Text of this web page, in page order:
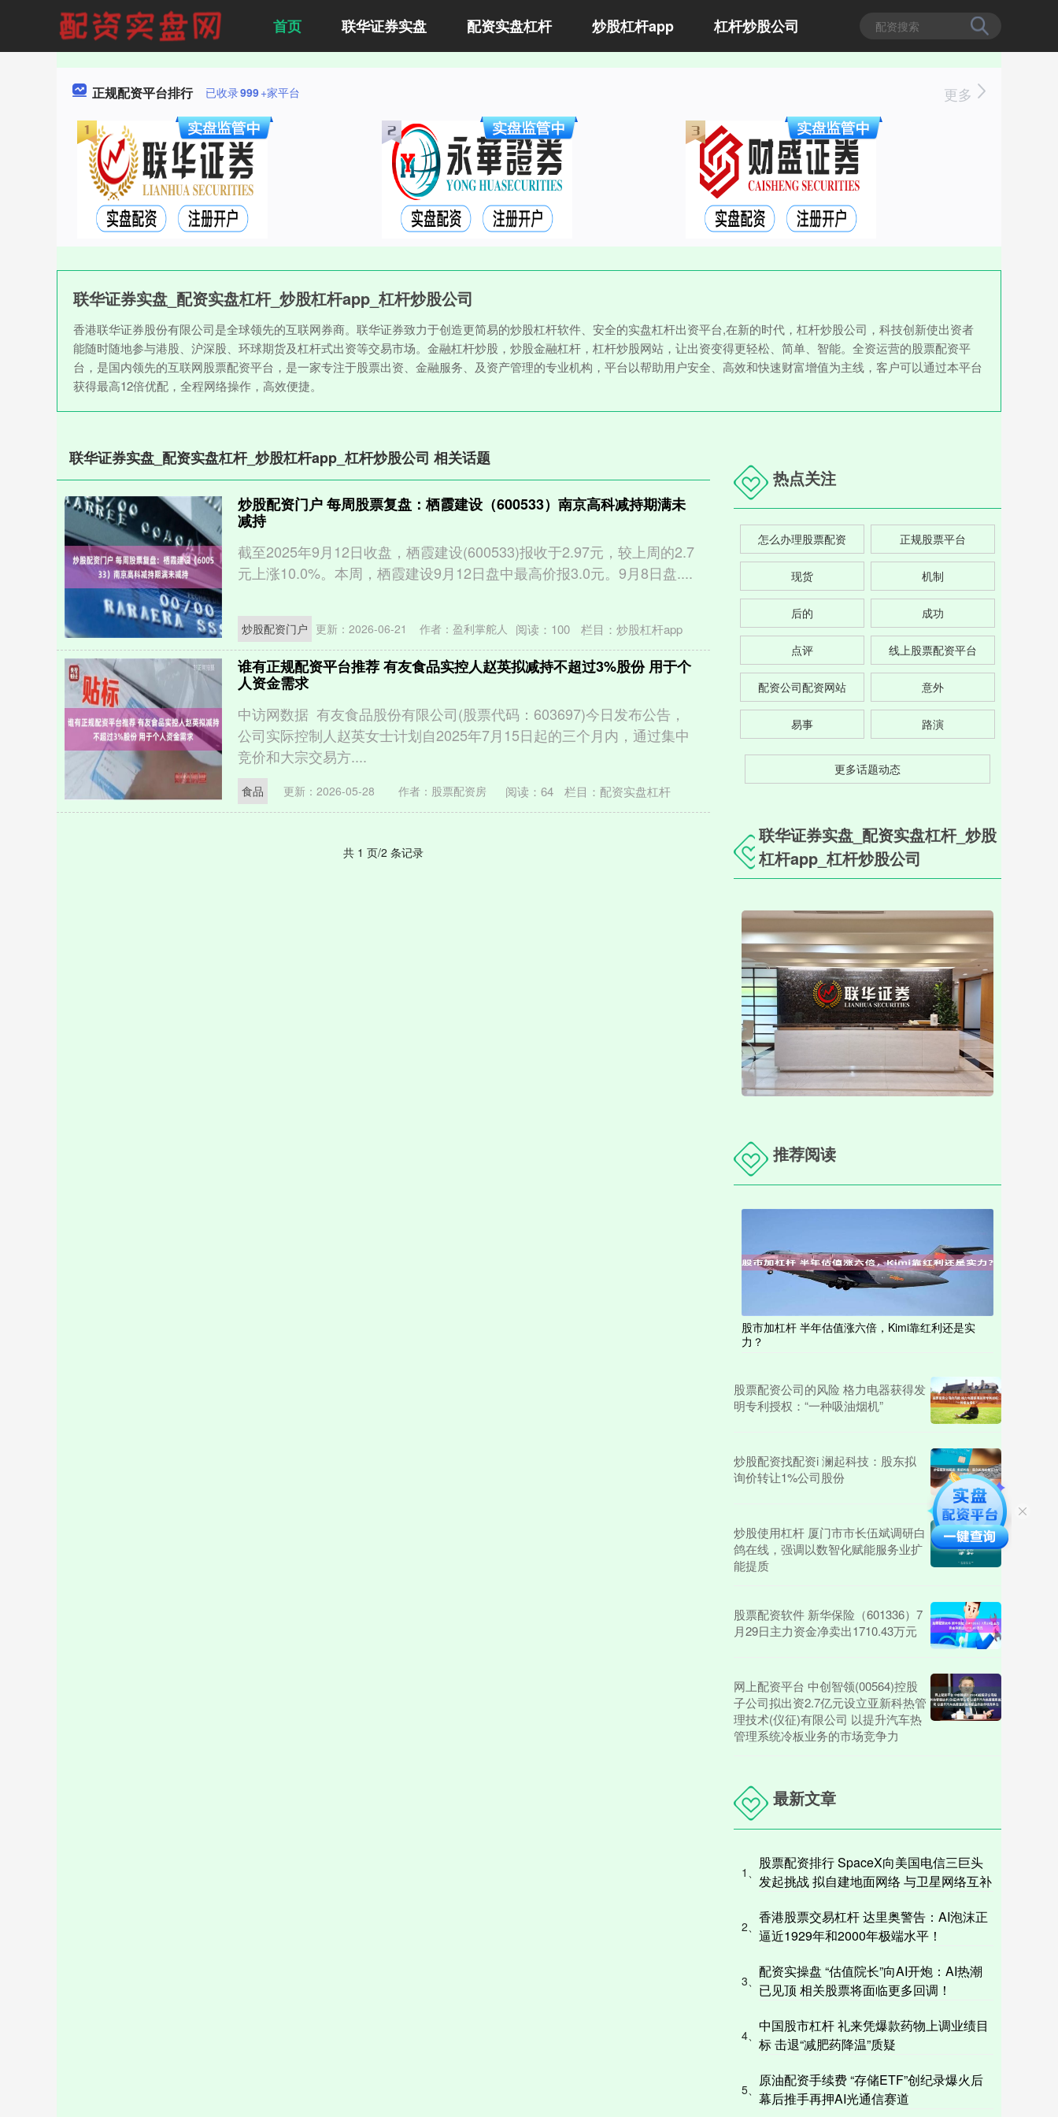
首页 联华证券实盘 配资实盘杠杆 炒股杠杆app 杠杆炒股公司
正规配资平台排行 已收录999+家平台 更多
联华证券实盘_配资实盘杠杆_炒股杠杆app_杠杆炒股公司
香港联华证券股份有限公司是全球领先的互联网券商。联华证券致力于创造更简易的炒股杠杆软件、安全的实盘杠杆出资平台,在新的时代，杠杆炒股公司，科技创新使出资者
能随时随地参与港股、沪深股、环球期货及杠杆式出资等交易市场。金融杠杆炒股，炒股金融杠杆，杠杆炒股网站，让出资变得更轻松、简单、智能。全资运营的股票配资平
台，是国内领先的互联网股票配资平台，是一家专注于股票出资、金融服务、及资产管理的专业机构，平台以帮助用户安全、高效和快速财富增值为主线，客户可以通过本平台
获得最高12倍优配，全程网络操作，高效便捷。
联华证券实盘_配资实盘杠杆_炒股杠杆app_杠杆炒股公司 相关话题
炒股配资门户 每周股票复盘：栖霞建设（600533）南京高科减持期满未
减持
截至2025年9月12日收盘，栖霞建设(600533)报收于2.97元，较上周的2.7
元上涨10.0%。本周，栖霞建设9月12日盘中最高价报3.0元。9月8日盘....
炒股配资门户 更新：2026-06-21 作者：盈利掌舵人 阅读： 100 栏目： 炒股杠杆app
谁有正规配资平台推荐 有友食品实控人赵英拟减持不超过3%股份 用于个
人资金需求
中访网数据 有友食品股份有限公司(股票代码：603697)今日发布公告，
公司实际控制人赵英女士计划自2025年7月15日起的三个月内，通过集中
竞价和大宗交易方....
食品 更新：2026-05-28 作者：股票配资房 阅读：64 栏目： 配资实盘杠杆
共 1 页/2 条记录
热点关注
怎么办理股票配资 正规股票平台
现货 机制
后的 成功
点评 线上股票配资平台
配资公司配资网站 意外
易事 路演
更多话题动态
联华证券实盘_配资实盘杠杆_炒股
杠杆app_杠杆炒股公司
推荐阅读
股市加杠杆 半年估值涨六倍，Kimi靠红利还是实
力？
股票配资公司的风险 格力电器获得发
明专利授权：“一种吸油烟机”
炒股配资找配资i 澜起科技：股东拟
询价转让1%公司股份
炒股使用杠杆 厦门市市长伍斌调研白
鸽在线，强调以数智化赋能服务业扩
能提质
股票配资软件 新华保险（601336）7
月29日主力资金净卖出1710.43万元
网上配资平台 中创智领(00564)控股
子公司拟出资2.7亿元设立亚新科热管
理技术(仪征)有限公司 以提升汽车热
管理系统冷板业务的市场竞争力
最新文章
1、
股票配资排行 SpaceX向美国电信三巨头
发起挑战 拟自建地面网络 与卫星网络互补
2、
香港股票交易杠杆 达里奥警告：AI泡沫正
逼近1929年和2000年极端水平！
3、
配资实操盘 “估值院长”向AI开炮：AI热潮
已见顶 相关股票将面临更多回调！
4、
中国股市杠杆 礼来凭爆款药物上调业绩目
标 击退“减肥药降温”质疑
5、
原油配资手续费 “存储ETF”创纪录爆火后
幕后推手再押AI光通信赛道